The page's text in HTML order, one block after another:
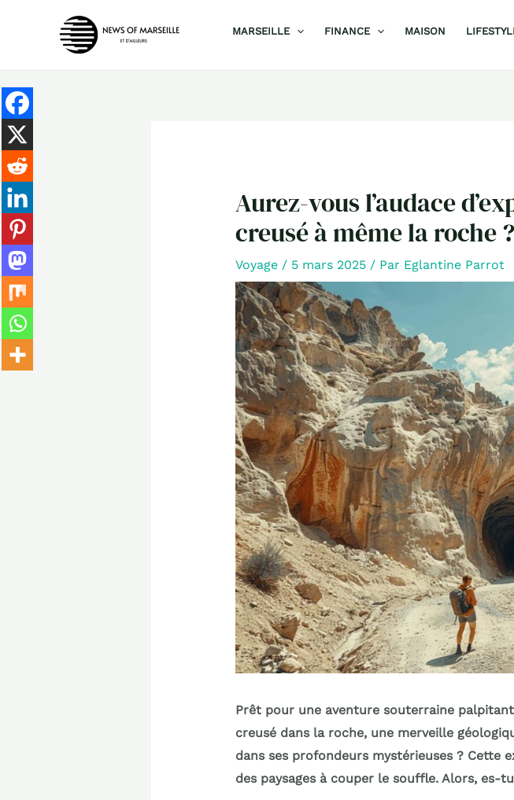
MARSEILLE FINANCE MAISON
Aurez-vous l’audace
creusé à même la roche ?
Voyage/ 5 mars 2025 / Par Eglantine Parrot
Prêt pour une aventure souterraine
creusé dans la roche, une merveille
dans ses profondeurs mystérieuses ? Cette
des paysages à couper le souffle. Alors, es-